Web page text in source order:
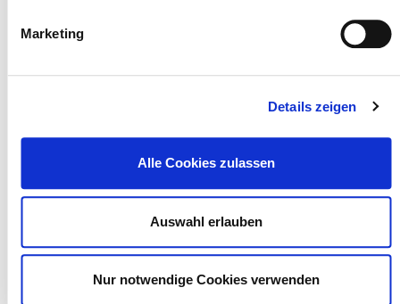
Marketing
Details zeigen
Alle Cookies zulassen
Auswahl erlauben
Nur notwendige Cookies verwenden
In der Langen Else 2 • 99098 Erfurt
info@ltv-thueringen.de